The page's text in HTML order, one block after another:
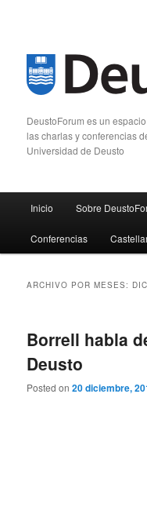
DeustoForum es un
las charlas y conferencias
Universidad de Deusto
Ir al contenido principal
Ir al contenido
Inicio Sobre
Conferencias
ARCHIVO POR MESES:
Borrell habla
Deusto
Posted on20 diciembre,